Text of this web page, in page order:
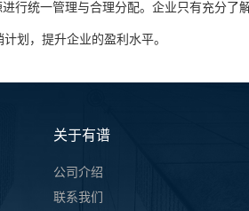
行统一管理与合理分配。企业只有充分了
划，提升企业的盈利水平。
关于有谱
公司介绍
联系我们